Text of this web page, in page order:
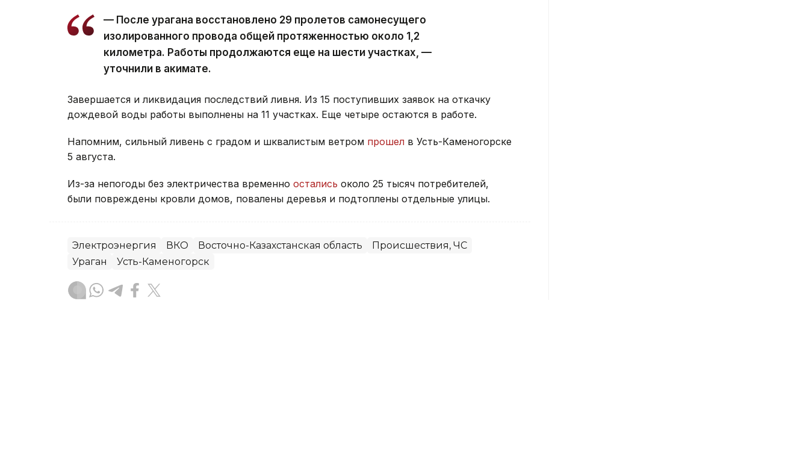
— После урагана восстановлено 29 пролетов самонесущего
изолированного провода общей протяженностью около 1,2
километра. Работы продолжаются еще на шести участках, —
уточнили в акимате.
Завершается и ликвидация последствий ливня. Из 15 поступивших заявок на откачку
дождевой воды работы выполнены на 11 участках. Еще четыре остаются в работе.
Напомним, сильный ливень с градом и шквалистым ветром прошел в Усть-Каменогорске
5 августа.
Из-за непогоды без электричества временно остались около 25 тысяч потребителей,
были повреждены кровли домов, повалены деревья и подтоплены отдельные улицы.
Электроэнергия ВКО Восточно-Казахстанская область
Происшествия, ЧС
Ураган
Усть-Каменогорск